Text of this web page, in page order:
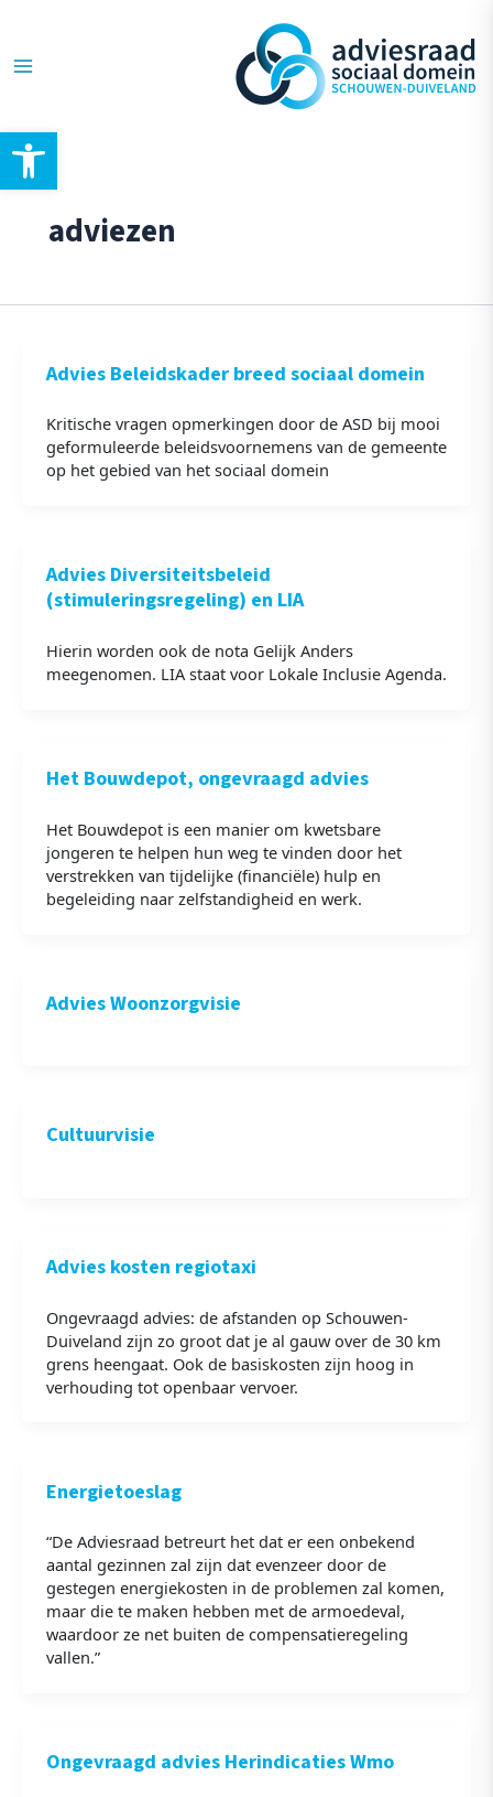
Toolbar openen
de
inhoud
Menu
adviezen
Advies Beleidskader breed sociaal domein
Kritische vragen opmerkingen door de ASD bij mooi
geformuleerde beleidsvoornemens van de gemeente
op het gebied van het sociaal domein
Advies Diversiteitsbeleid
(stimuleringsregeling) en LIA
Hierin worden ook de nota Gelijk Anders
meegenomen. LIA staat voor Lokale Inclusie Agenda.
Het Bouwdepot, ongevraagd advies
Het Bouwdepot is een manier om kwetsbare
jongeren te helpen hun weg te vinden door het
verstrekken van tijdelijke (financiële) hulp en
begeleiding naar zelfstandigheid en werk.
Advies Woonzorgvisie
Cultuurvisie
Advies kosten regiotaxi
Ongevraagd advies: de afstanden op Schouwen-
Duiveland zijn zo groot dat je al gauw over de 30 km
grens heengaat. Ook de basiskosten zijn hoog in
verhouding tot openbaar vervoer.
Energietoeslag
“De Adviesraad betreurt het dat er een onbekend
aantal gezinnen zal zijn dat evenzeer door de
gestegen energiekosten in de problemen zal komen,
maar die te maken hebben met de armoedeval,
waardoor ze net buiten de compensatieregeling
vallen.”
Ongevraagd advies Herindicaties Wmo